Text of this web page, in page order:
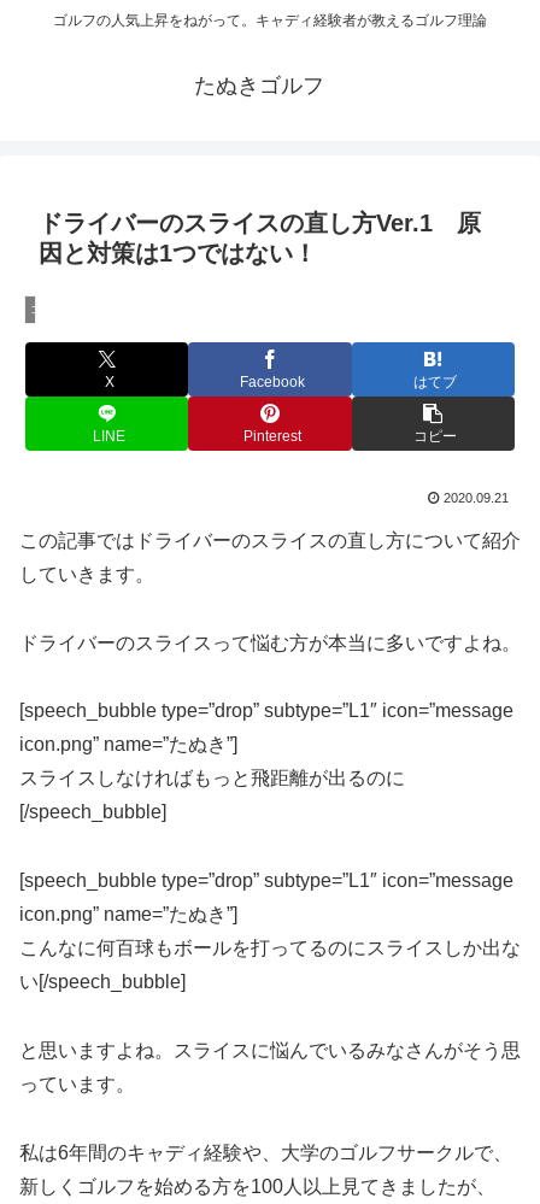
ゴルフの人気上昇をねがって。キャディ経験者が教えるゴルフ理論
たぬきゴルフ
ドライバーのスライスの直し方Ver.1 原
因と対策は1つではない！
ゴルフ上達方法
X Facebook はてブ
LINE Pinterest コピー
2020.09.21
この記事ではドライバーのスライスの直し方について紹介
していきます。
ドライバーのスライスって悩む方が本当に多いですよね。
[speech_bubble type=”drop” subtype=”L1″ icon=”message
icon.png” name=”たぬき”]
スライスしなければもっと飛距離が出るのに
[/speech_bubble]
[speech_bubble type=”drop” subtype=”L1″ icon=”message
icon.png” name=”たぬき”]
こんなに何百球もボールを打ってるのにスライスしか出な
い[/speech_bubble]
と思いますよね。スライスに悩んでいるみなさんがそう思
っています。
私は6年間のキャディ経験や、大学のゴルフサークルで、
新しくゴルフを始める方を100人以上見てきましたが、